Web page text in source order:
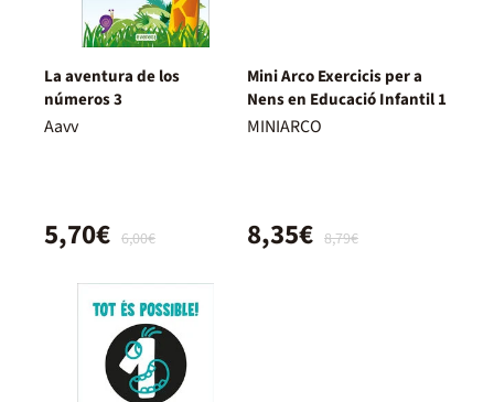
La aventura de los
números 3
Aavv
6,00€
5,70€
Mini Arco Exercicis per a
Nens en Educació Infantil 1
MINIARCO
8,79€
8,35€